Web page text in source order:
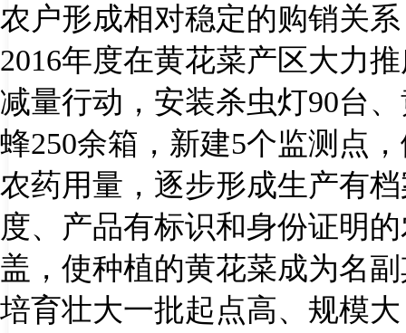
农户形成相对稳定的购销关
2016年度在黄花菜产区大力
减量行动，安装杀虫灯90台
蜂250余箱，新建5个监测点
农药用量，逐步形成生产有
度、产品有标识和身份证明
盖，使种植的黄花菜成为名
培育壮大一批起点高、规模大